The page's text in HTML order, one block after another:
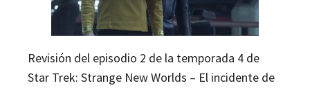
Revisión del episodio 2 de la temporada 4 de
Star Trek: Strange New Worlds – El incidente de